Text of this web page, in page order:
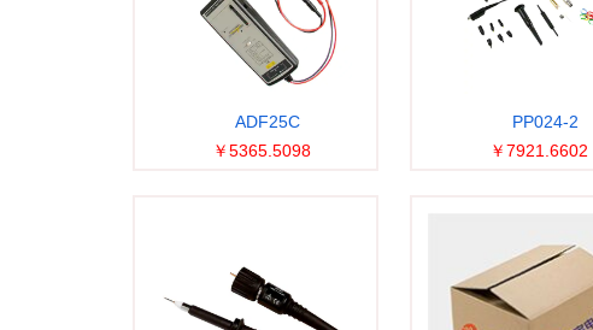
ADF25C
￥5365.5098
PP024-2
￥7921.6602